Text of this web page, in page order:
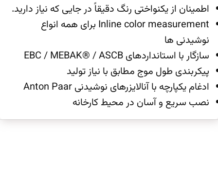
اطمینان از یکنواختی رنگ دقیقاً در جایی که نیاز دارید.
Inline color measurement برای همه انواع
نوشیدنی ها
سازگار با استانداردهای EBC / MEBAK® / ASCB
پیکربندی طول موج مطابق با نیاز تولید
ادغام یکپارچه با آنالایزرهای نوشیدنی Anton Paar
نصب سریع و آسان در محیط کارخانه